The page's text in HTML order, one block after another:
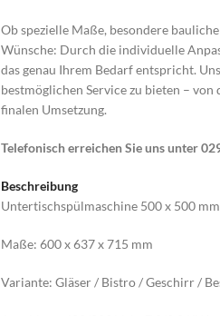
Ob spezielle Maße, besondere
Wünsche: Durch die individuelle
das genau Ihrem Bedarf entspricht.
bestmöglichen Service zu bieten –
finalen Umsetzung.
Telefonisch erreichen Sie uns unter
Beschreibung
Untertischspülmaschine 500 x 500 mm
Maße: 600 x 637 x 715 mm
Variante: Gläser / Bistro / Geschirr /